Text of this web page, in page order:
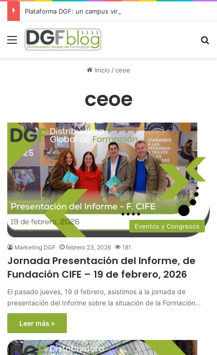
Menú
Inicio /ceoe
ceoe
Eventos y Congresos
Marketing DGF febrero 23, 2026 181
Jornada Presentación del Informe, de
Fundación CIFE – 19 de febrero, 2026
El pasado jueves, 19 d febrero, asistimos a la jornada de
presentación del Informe sobre la situación de la Formación…
Leer más »